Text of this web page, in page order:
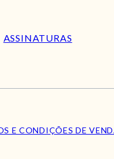
ASSINATURAS
E CONDIÇÕES DE